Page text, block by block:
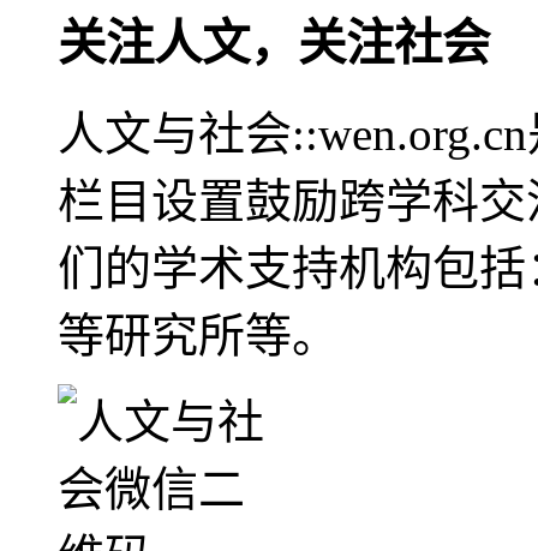
关注人文，关注社会
人文与社会
栏目设置鼓励跨学科
们的学术支持机构包
等研究所等。